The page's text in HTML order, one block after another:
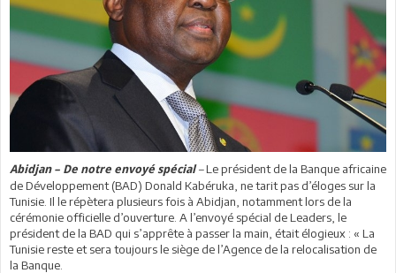
Abidjan – De notre envoyé spécial–Le président de la Banque africaine
de Développement (BAD) Donald Kabéruka, ne tarit pas d’éloges sur la
Tunisie. Il le répètera plusieurs fois à Abidjan, notamment lors de la
cérémonie officielle d’ouverture. A l’envoyé spécial de Leaders, le
président de la BAD qui s’apprête à passer la main, était élogieux : « La
Tunisie reste et sera toujours le siège de l’Agence de la relocalisation de
la Banque.